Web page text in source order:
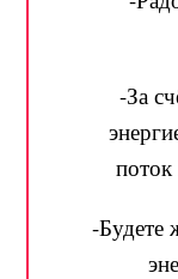
-За
-Будете